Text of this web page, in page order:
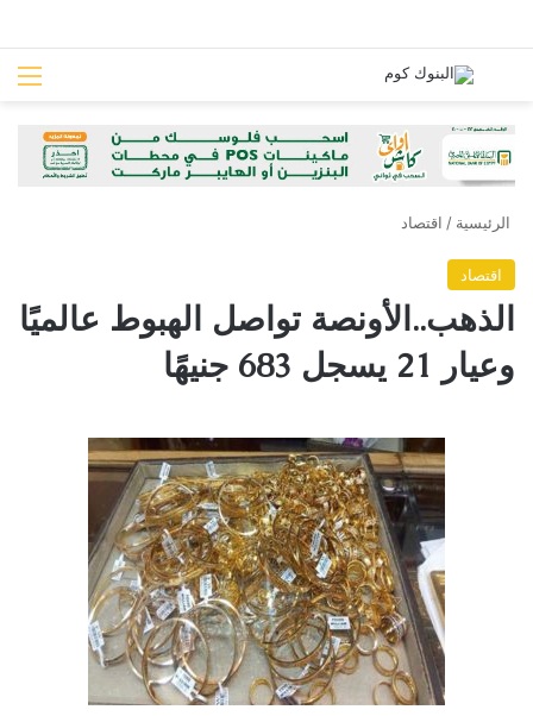
بحث عن
الرئيسية / اقتصاد
اقتصاد
الذهب..الأونصة تواصل الهبوط عالميًا
وعيار 21 يسجل 683 جنيهًا